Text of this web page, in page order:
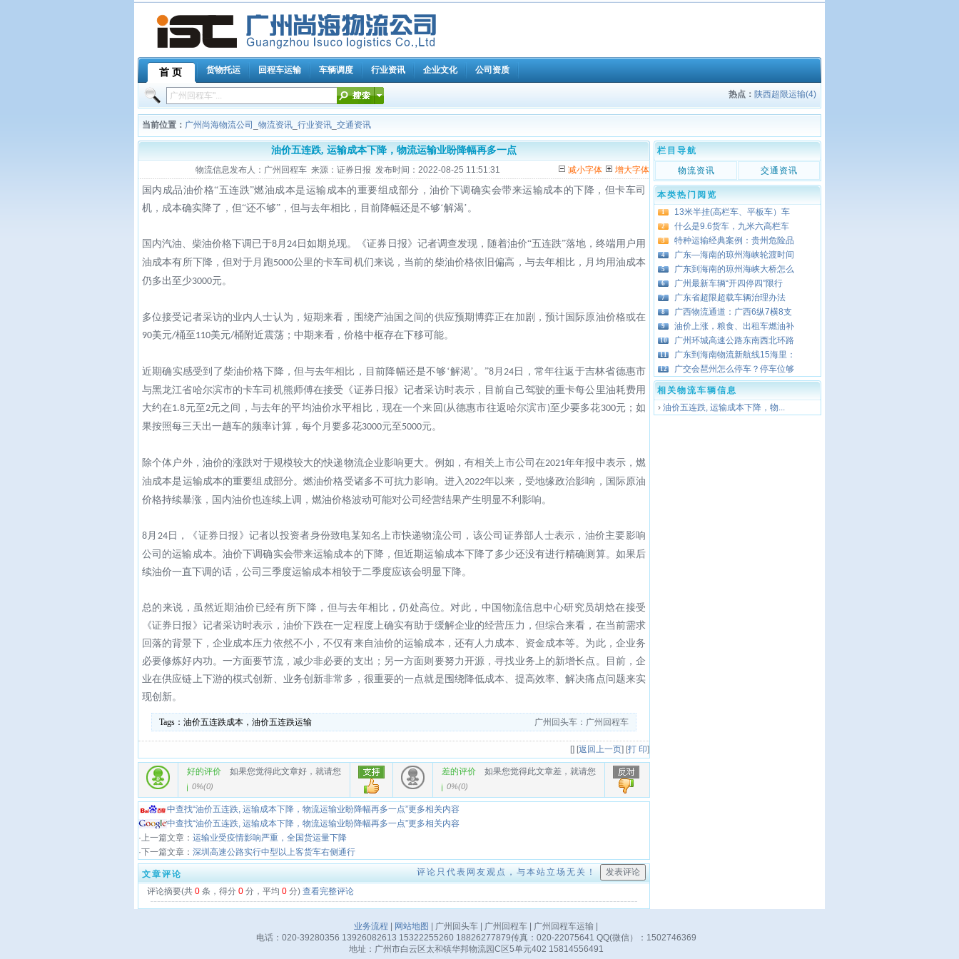
首 页 货物托运 回程车运输 车辆调度 行业资讯 企业文化 公司资质
热点： 陕西超限运输(4)
当前位置： 广州尚海物流公司 物流资讯 行业资讯 交通资讯
油价五连跌, 运输成本下降，物流运输业盼降幅再多一点
减小字体 增大字体
物流信息发布人：广州回程车 来源：证券日报 发布时间：2022-08-25 11:51:31
国内成品油价格“五连跌”燃油成本是运输成本的重要组成部分，油价下调确实会带来运输成本的下降，但卡车司
机， 成本确实降了，但“还不够” ， 但与去年相比，目前降幅还是不够‘解渴’。
国内汽油、柴油价格下调已于8月24 日如期兑现。《证券日报》记者调查发现，随着油价“五连跌”落地，终端用户用
油成本有所下降，但对于月跑5000公里的卡车司机们来说，当前的柴油价格依旧偏高，与去年相比，月均用油成本
仍多出至少3000元。
多位接受记者采访的业内人士认为，短期来看，围绕产油国之间的供应预期博弈正在加剧，预计国际原油价格或在
90美元/桶至 110美元/桶附近震荡；中期来看，价格中枢存在下移可能。
近期确实感受到了柴油价格下降，但与去年相比，目前降幅还是不够 ‘解渴’。”8月24 日，常年往返于吉林省德惠市
与黑龙江省哈尔滨市的卡车司机熊师傅在接受《证券日报》记者采访时表示，目前自己驾驶的重卡每公里油耗费用
大约在1.8元至2元之间，与去年的平均油价水平相比，现在一个来回 (从德惠市往返哈尔滨市)至少要多花300元；如
果按照每三天出一趟车的频率计算，每个月要多花3000元至 5000元。
除个体户外，油价的涨跌对于规模较大的快递物流企业影响更大。例如，有相关上市公司在2021年年报中表示，燃
油成本是运输成本的重要组成部分。燃油价格受诸多不可抗力影响。进入2022年以来，受地缘政治影响，国际原油
价格持续暴涨，国内油价也连续上调，燃油价格波动可能对公司经营结果产生明显不利影响。
8月 24日，《证券日报》记者以投资者身份致电某知名上市快递物流公司，该公司证券部人士表示，油价主要影响
公司的运输成本。油价下调确实会带来运输成本的下降，但近期运输成本下降了多少还没有进行精确测算。如果后
续油价一直下调的话，公司三季度运输成本相较于二季度应该会明显下降。
总的来说，虽然近期油价已经有所下降，但与去年相比，仍处高位。对此，中国物流信息中心研究员胡焓在接受
《证券日报》记者采访时表示，油价下跌在一定程度上确实有助于缓解企业的经营压力，但综合来看，在当前需求
回落的背景下，企业成本压力依然不小，不仅有来自油价的运输成本，还有人力成本、资金成本等。为此，企业务
必要修炼好内功。一方面要节流，减少非必要的支出；另一方面则要努力开源，寻找业务上的新增长点。目前，企
业在供应链上下游的模式创新、业务创新非常多，很重要的一点就是围绕降低成本、提高效率、解决痛点问题来实
现创新。
Tags： 油价五连跌成本，油价五连跌运输 广州回头车：广州回程车
[] [返回上一页] [打 印]
好的评价 如果您觉得此文章好，就请您
0%(0)
差的评价 如果您觉得此文章差，就请您
0%(0)
中查找“油价五连跌, 运输成本下降，物流运输业盼降幅再多一点”更多相关内容
中查找“油价五连跌, 运输成本下降，物流运输业盼降幅再多一点”更多相关内容
·上一篇文章： 运输业受疫情影响严重，全国货运量下降
·下一篇文章： 深圳高速公路实行中型以上客货车右侧通行
文章评论
评论只代表网友观点，与本站立场无关！
评论摘要(共 0 条，得分 0 分，平均 0 分) 查看完整评论
栏目导航
物流资讯
交通资讯
本类热门阅览
1 13米半挂(高栏车、平板车）车
2 什么是9.6货车，九米六高栏车
3 特种运输经典案例：贵州危险品
4 广东—海南的琼州海峡轮渡时间
5 广东到海南的琼州海峡大桥怎么
6 广州最新车辆“开四停四”限行
7 广东省超限超载车辆治理办法
8 广西物流通道：广西6纵7横8支
9 油价上涨，粮食、出租车燃油补
10 广州环城高速公路东南西北环路
11 广东到海南物流新航线15海里：
12 广交会琶州怎么停车？停车位够
相关物流车辆信息
› 油价五连跌, 运输成本下降，物...
业务流程 网站地图
| 广州回头车 | 广州回程车 | 广州回程车运输 |
电话：020-39280356 13926082613 15322255260 18826277879传真：020-22075641 QQ(微信）：1502746369
地址：广州市白云区太和镇华邦物流园C区5单元402 15814556491